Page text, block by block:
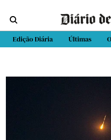
Edição Diária Últimas